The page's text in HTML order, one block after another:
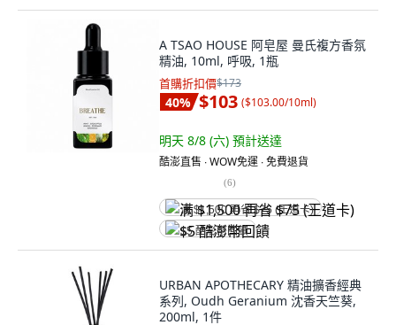
A TSAO HOUSE 阿皂屋 曼氏複方香氛
精油, 10ml, 呼吸, 1瓶
首購折扣價$173
40% $103 ($103.00/10ml)
明天 8/8 (六) 預計送達
酷澎直售 ∙ WOW免運 ∙ 免費退貨
(6)
满 $1,500 再省 $75 (王道卡)
$5 酷澎幣回饋
URBAN APOTHECARY 精油擴香經典
系列, Oudh Geranium 沈香天竺葵,
200ml, 1件